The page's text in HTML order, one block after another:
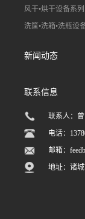
风干•烘干设备系列
洗筐•洗箱•洗瓶设
新闻动态
联系信息
联系人：
电话：
邮箱：
地址：诸